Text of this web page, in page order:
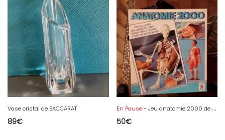
Vase cristal de BACCARAT
89€
En Pause- Jeu anatomie 2000 de 1973
50€